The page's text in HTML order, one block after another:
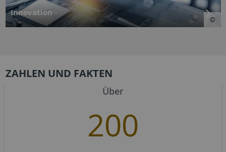
Innovation
ZAHLEN UND FAKTEN
Über
200